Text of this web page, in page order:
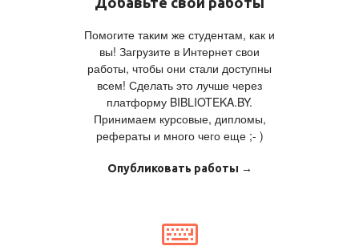
Помогите таким же студентам, как и
вы! Загрузите в Интернет свои
работы, чтобы они стали доступны
всем! Сделать это лучше через
платформу BIBLIOTEKA.BY.
Принимаем курсовые, дипломы,
рефераты и много чего еще ;- )
Опубликовать работы →